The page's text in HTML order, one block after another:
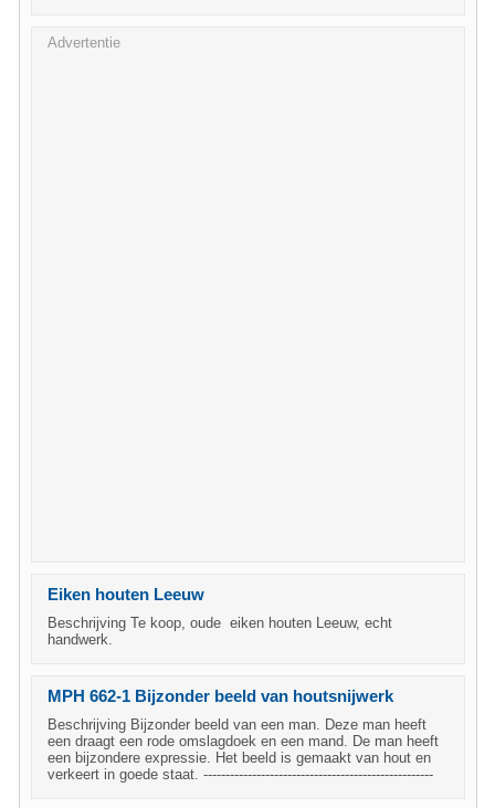
Advertentie
Eiken houten Leeuw
Beschrijving Te koop, oude eiken houten Leeuw, echt
handwerk.
MPH 662-1 Bijzonder beeld van houtsnijwerk
Beschrijving Bijzonder beeld van een man. Deze man heeft
een draagt een rode omslagdoek en een mand. De man heeft
een bijzondere expressie. Het beeld is gemaakt van hout en
verkeert in goede staat. ----------------------------------------------------